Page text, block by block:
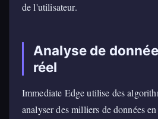
de l'utilisateur.
Analyse de
réel
Immediate Edge utilise des
analyser des milliers de données